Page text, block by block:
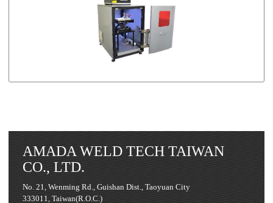
AMADA WELD TECH TAIWAN
CO., LTD.
No. 21, Wenming Rd., Guishan Dist., Taoyuan City
333011, Taiwan(R.O.C.)